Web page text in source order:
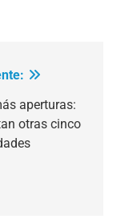
aperturas:
otras cinco